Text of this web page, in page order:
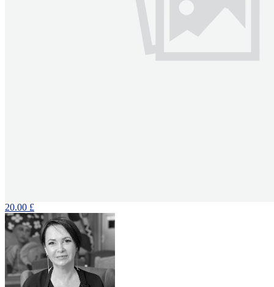
20.00 £